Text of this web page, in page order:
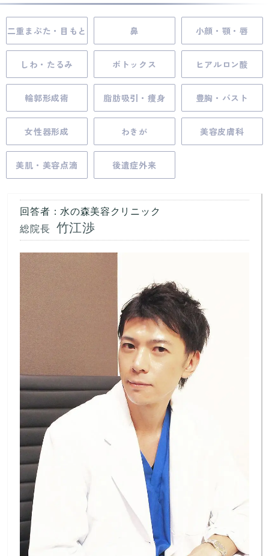
二重まぶた・目もと 鼻 小顔・顎・唇
しわ・たるみ ボトックス ヒアルロン酸
輪郭形成術 脂肪吸引・痩身 豊胸・バスト
女性器形成 わきが 美容皮膚科
美肌・美容点滴 後遺症外来
回答者：水の森美容クリニック
総院長
竹江渉